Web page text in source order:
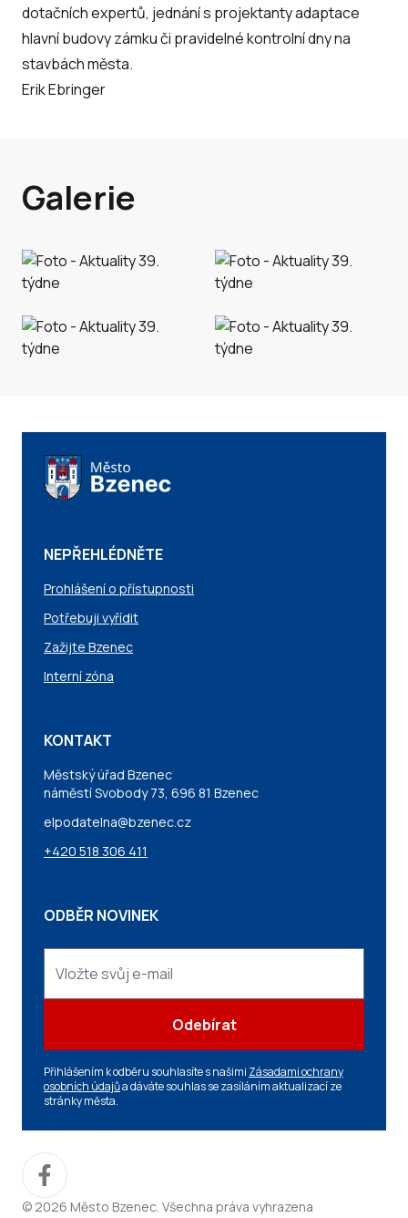
dotačních expertů, jednání s projektanty adaptace
hlavní budovy zámku či pravidelné kontrolní dny na
stavbách města.
Erik Ebringer
Galerie
NEPŘEHLÉDNĚTE
Prohlášení o přístupnosti
Potřebuji vyřídit
Zažijte Bzenec
Interní zóna
KONTAKT
Městský úřad Bzenec
náměstí Svobody 73, 696 81 Bzenec
elpodatelna@bzenec.cz
+420 518 306 411
ODBĚR NOVINEK
Odebírat
Přihlášením k odběru souhlasíte s našimi Zásadami ochrany
osobních údajůa dáváte souhlas se zasíláním aktualizací ze
stránky města.
© 2026 Město Bzenec. Všechna práva vyhrazena